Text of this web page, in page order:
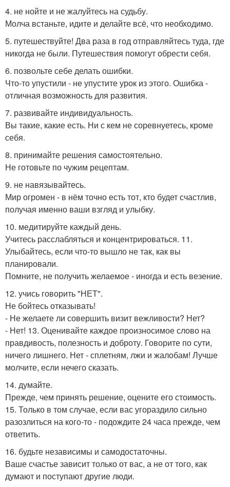
4. не нойте и не жалуйтесь на судьбу.
Молча встаньте, идите и делайте всё, что необходимо.
5. путешествуйте! Два раза в год отправляйтесь туда, где
никогда не были. Путешествия помогут обрести себя.
6. позвольте себе делать ошибки.
Что-то упустили - не упустите урок из этого. Ошибка -
отличная возможность для развития.
7. развивайте индивидуальность.
Вы такие, какие есть. Ни с кем не соревнуетесь, кроме
себя.
8. принимайте решения самостоятельно.
Не готовьте по чужим рецептам.
9. не навязывайтесь.
Мир огромен - в нём точно есть тот, кто будет счастлив,
получая именно ваши взгляд и улыбку.
10. медитируйте каждый день.
Учитесь расслабляться и концентрироваться. 11.
Улыбайтесь, если что-то вышло не так, как вы
планировали.
Помните, не получить желаемое - иногда и есть везение.
12. учись говорить "НЕТ".
Не бойтесь отказывать!
- Не желаете ли совершить визит вежливости? Нет?
- Нет! 13. Оценивайте каждое произносимое слово на
правдивость, полезность и доброту. Говорите по сути,
ничего лишнего. Нет - сплетням, лжи и жалобам! Лучше
молчите, если нечего сказать.
14. думайте.
Прежде, чем принять решение, оцените его стоимость.
15. Только в том случае, если вас угораздило сильно
разозлиться на кого-то - подождите 24 часа прежде, чем
ответить.
16. будьте независимы и самодостаточны.
Ваше счастье зависит только от вас, а не от того, как
думают и поступают другие люди.